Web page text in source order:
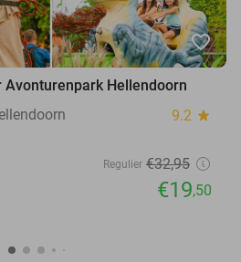
favorite_border
Avonturenpark Hellendoorn
9.2 star
Regulier €32,95
€19,50